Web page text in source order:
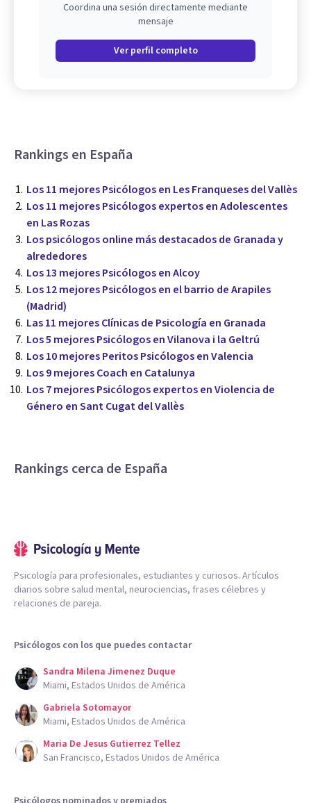
Coordina una sesión directamente mediante
mensaje
Ver perfil completo
Rankings en España
Los 11 mejores Psicólogos en Les Franqueses del Vallès
Los 11 mejores Psicólogos expertos en Adolescentes
en Las Rozas
Los psicólogos online más destacados de Granada y
alrededores
Los 13 mejores Psicólogos en Alcoy
Los 12 mejores Psicólogos en el barrio de Arapiles
(Madrid)
Las 11 mejores Clínicas de Psicología en Granada
Los 5 mejores Psicólogos en Vilanova i la Geltrú
Los 10 mejores Peritos Psicólogos en Valencia
Los 9 mejores Coach en Catalunya
Los 7 mejores Psicólogos expertos en Violencia de
Género en Sant Cugat del Vallès
Rankings cerca de España
Psicología para profesionales, estudiantes y curiosos. Artículos
diarios sobre salud mental, neurociencias, frases célebres y
relaciones de pareja.
Psicólogos con los que puedes contactar
Sandra Milena Jimenez Duque
Miami, Estados Unidos de América
Gabriela Sotomayor
Miami, Estados Unidos de América
Maria De Jesus Gutierrez Tellez
San Francisco, Estados Unidos de América